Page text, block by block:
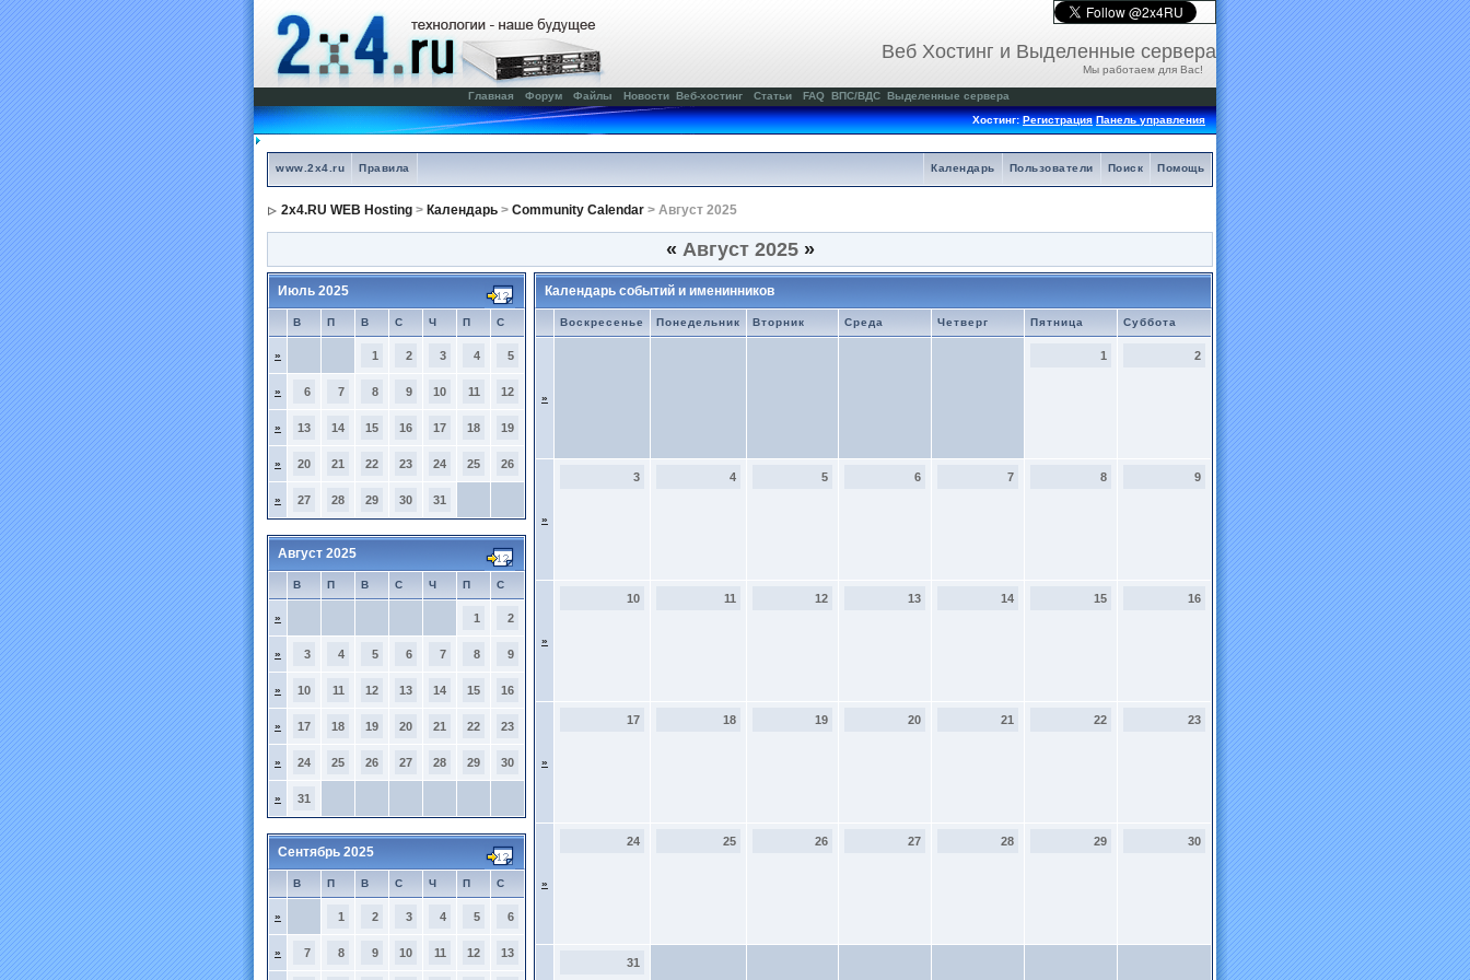
Веб Хостинг и Выделенные сервера
Мы работаем для Вас!
Главная Форум Файлы Новости Веб-хостинг Статьи FAQ ВПС/ВДС Выделенные сервера
Хостинг:Регистрация Панель управления
www.2x4.ru Правила Помощь
Поиск
Пользователи
Календарь
2x4.RU WEB Hosting > Календарь > Community Calendar > Август 2025
« Август 2025 »
Июль 2025
В П В С Ч П С
» 1 2 3 4 5
» 6 7 8 9 10 11 12
» 13 14 15 16 17 18 19
» 20 21 22 23 24 25 26
» 27 28 29 30 31
Август 2025
В П В С Ч П С
» 1 2
» 3 4 5 6 7 8 9
» 10 11 12 13 14 15 16
» 17 18 19 20 21 22 23
» 24 25 26 27 28 29 30
» 31
Сентябрь 2025
В П В С Ч П С
» 1 2 3 4 5 6
» 7 8 9 10 11 12 13
Календарь событий и именинников
Воскресенье Понедельник Вторник Среда Четверг Пятница Суббота
»
1 2
»
3 4 5 6 7 8 9
»
10 11 12 13 14 15 16
»
17 18 19 20 21 22 23
»
24 25 26 27 28 29 30
31